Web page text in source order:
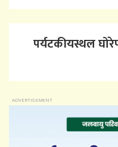
पर्यटकीयस्थल